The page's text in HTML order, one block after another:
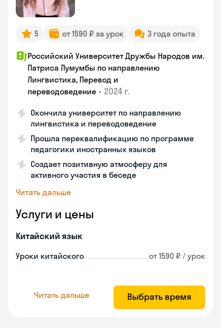
5 от 1590 ₽ за урок 3 года опыта
Российский Университет Дружбы Народов им.
Патриса Лумумбы по направлению
Лингвистика, Перевод и
переводоведение • 2024 г.
Окончила университет по направлению
лингвистика и переводоведение
Прошла переквалификацию по программе
педагогики иностранных языков
Создает позитивную атмосферу для
активного участия в беседе
Читать дальше
Услуги и цены
Китайский язык
Уроки китайского от 1590 ₽ / урок
Читать дальше Выбрать время